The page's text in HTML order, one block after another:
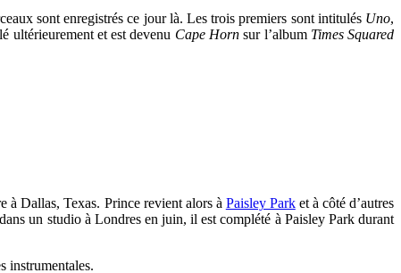
sont enregistrés ce jour là. Les trois premiers sont intitulés Uno,
ultérieurement et est devenu Cape Hornsur l’album Times Squared
à Dallas, Texas. Prince revient alors à Paisley Parket à côté d’autres
un studio à Londres en juin, il est complété à Paisley Park durant
instrumentales.